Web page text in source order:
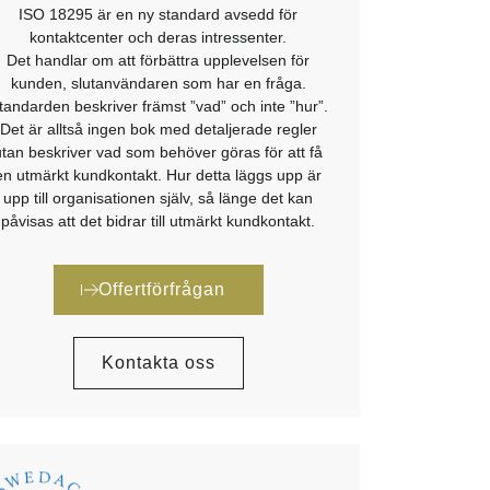
ISO 18295 är en ny standard avsedd för
kontaktcenter och deras intressenter.
Det handlar om att förbättra upplevelsen för
kunden, slutanvändaren som har en fråga.
beskriver främst ”vad” och inte ”hur”.
Det är alltså ingen bok med detaljerade regler
beskriver vad som behöver göras för att få
utmärkt kundkontakt. Hur detta läggs upp är
upp till organisationen själv, så länge det kan
påvisas att det bidrar till utmärkt kundkontakt.
Offertförfrågan
Kontakta oss